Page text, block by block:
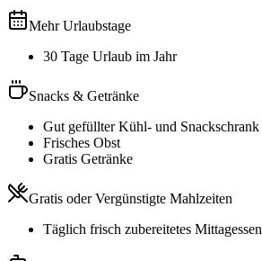
Mehr Urlaubstage
30 Tage Urlaub im Jahr
Snacks & Getränke
Gut gefüllter Kühl- und Snackschrank
Frisches Obst
Gratis Getränke
Gratis oder Vergünstigte Mahlzeiten
Täglich frisch zubereitetes Mittagessen